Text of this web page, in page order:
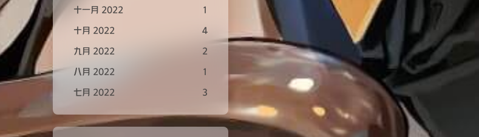
十一月 2022
1
十月 2022
4
九月 2022
2
八月 2022
1
七月 2022
3